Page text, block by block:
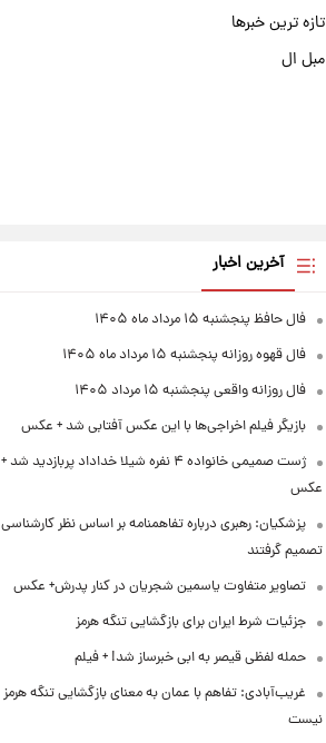
تازه ترین خبرها
مبل ال
آخرین اخبار
فال حافظ پنجشنبه ۱۵ مرداد ماه ۱۴۰۵
فال قهوه روزانه پنجشنبه ۱۵ مرداد ماه ۱۴۰۵
فال روزانه واقعی پنجشنبه ۱۵ مرداد ۱۴۰۵
بازیگر فیلم اخراجی‌ها با این عکس آفتابی شد + عکس
ژست صمیمی خانواده ۴ نفره شیلا خداداد پربازدید شد +
عکس
پزشکیان: رهبری درباره تفاهمنامه بر اساس نظر کارشناسی
تصمیم گرفتند
تصاویر متفاوت یاسمین شجریان در کنار پدرش+ عکس
جزئیات شرط ایران برای بازگشایی تنگه هرمز
حمله لفظی قیصر به ابی خبرساز شد! + فیلم
غریب‌آبادی: تفاهم با عمان به معنای بازگشایی تنگه هرمز
نیست